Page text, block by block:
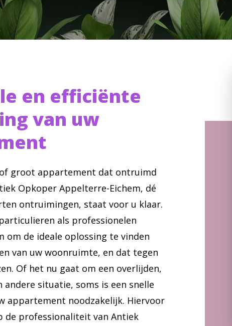
en efficiënte
van uw
groot appartement dat ontruimd
Opkoper Appelterre-Eichem, dé
ontruimingen, staat voor u klaar.
als professionelen
om de ideale oplossing te vinden
van uw woonruimte, en dat tegen
Of het nu gaat om een overlijden,
andere situatie, soms is een snelle
appartement noodzakelijk. Hiervoor
de professionaliteit van Antiek